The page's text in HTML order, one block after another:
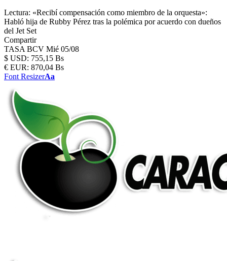
Lectura: «Recibí compensación como miembro de la orquesta»:
Habló hija de Rubby Pérez tras la polémica por acuerdo con dueños
del Jet Set
Compartir
TASA BCV Mié 05/08
$ USD: 755,15 Bs
€ EUR: 870,04 Bs
Font ResizerAa